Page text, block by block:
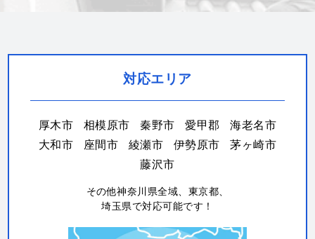
対応エリア
厚木市 相模原市 秦野市 愛甲郡
海老名市
大和市
座間市 綾瀬市 伊勢原市
茅ヶ崎市
藤沢市
その他神奈川県全域、東京都、
埼玉県で対応可能です！